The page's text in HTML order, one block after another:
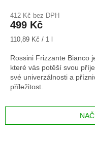
412 Kč bez DPH
499 Kč
Měrná
110,89 Kč / 1 l
Rossini Frizzante Bianco
které vás potěší svou
své univerzálnosti a
příležitost.